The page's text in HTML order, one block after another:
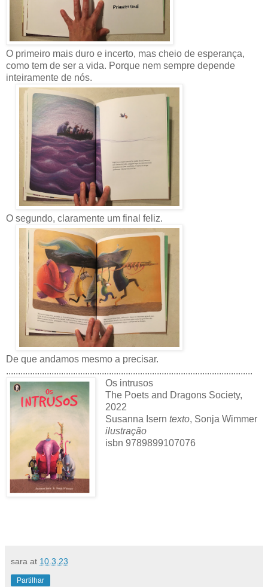
O primeiro mais duro e incerto, mas cheio de esperança,
como tem de ser a vida. Porque nem sempre depende
inteiramente de nós.
O segundo, claramente um final feliz.
De que andamos mesmo a precisar.
.......................................................................................................
Os intrusos
The Poets and Dragons Society,
2022
Susanna Isern texto, Sonja Wimmer
ilustração
isbn 9789899107076
sara at 10.3.23
Partilhar